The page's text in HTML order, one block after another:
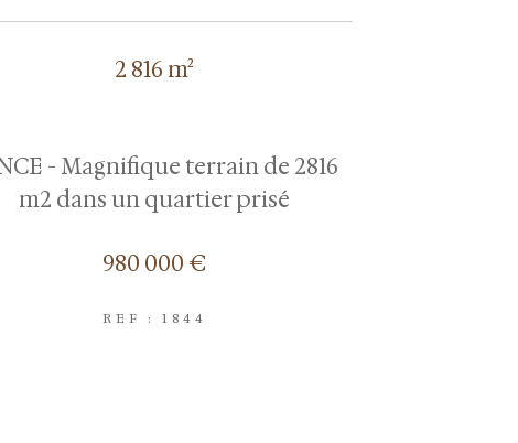
2 816 m²
- Magnifique terrain de 2816
m2 dans un quartier prisé
980 000 €
REF : 1844